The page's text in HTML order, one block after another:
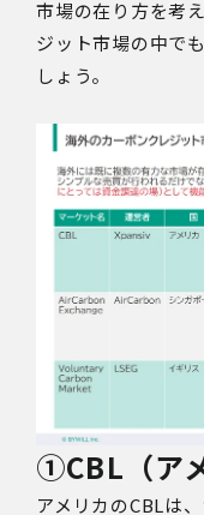
市場の在り方を考
ジット市場の中で
しょう。
①CBL （ア
アメリカのCBLは、